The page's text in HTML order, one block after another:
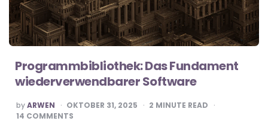
Programmbibliothek: Das Fundament
wiederverwendbarer Software
POSTED
BY
byARWEN OKTOBER 31, 2025 2 MINUTE READ
14 COMMENTS